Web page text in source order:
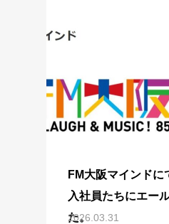
FM大阪マインドに
入社員たちにエー
た。
2026.03.31